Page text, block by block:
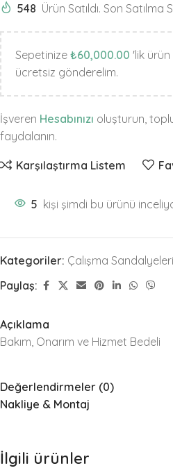
548 Ürün Satıldı. Son Satılma
Sepetinize ₺60,000.00 'lik
ücretsiz gönderelim.
İşveren Hesabınızı oluşturun,
faydalanın.
Karşılaştırma Listem
5 kişi şimdi bu ürünü
Kategoriler: Çalışma Sandalyeleri
Paylaş:
Açıklama
Bakım, Onarım ve Hizmet Bedeli
Değerlendirmeler (0)
Nakliye & Montaj
İlgili ürünler